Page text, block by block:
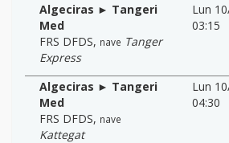
Algeciras ► Tangeri
Med
FRS DFDS, nave Tanger
Express
Lun
03:15
Algeciras ► Tangeri
Med
FRS DFDS, nave
Kattegat
Lun
04:30